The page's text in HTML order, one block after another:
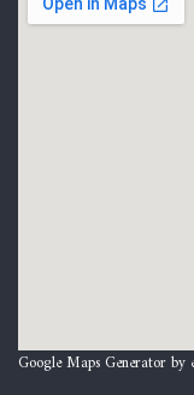
Google Maps Generator by